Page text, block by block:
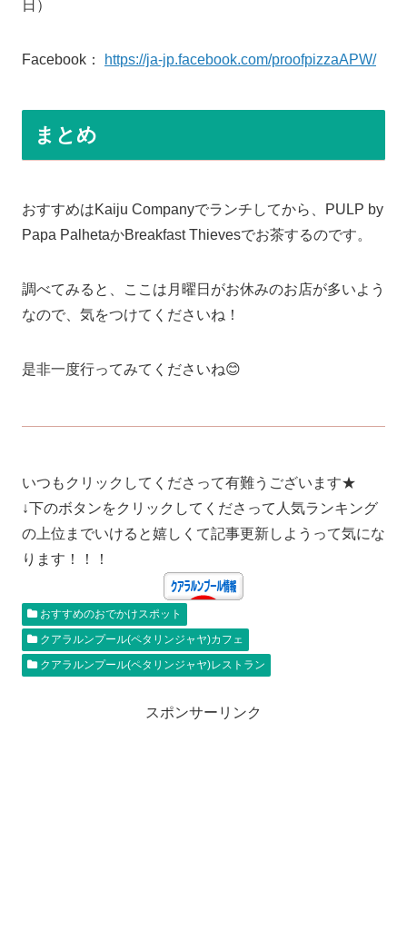
日）
Facebook： https://ja-jp.facebook.com/proofpizzaAPW/
まとめ
おすすめはKaiju Companyでランチしてから、PULP by
Papa PalhetaかBreakfast Thievesでお茶するのです。
調べてみると、ここは月曜日がお休みのお店が多いよう
なので、気をつけてくださいね！
是非一度行ってみてくださいね😊
いつもクリックしてくださって有難うございます★
↓下のボタンをクリックしてくださって人気ランキング
の上位までいけると嬉しくて記事更新しようって気にな
ります！！！
おすすめのおでかけスポット
クアラルンプール(ペタリンジャヤ)カフェ
クアラルンプール(ペタリンジャヤ)レストラン
スポンサーリンク